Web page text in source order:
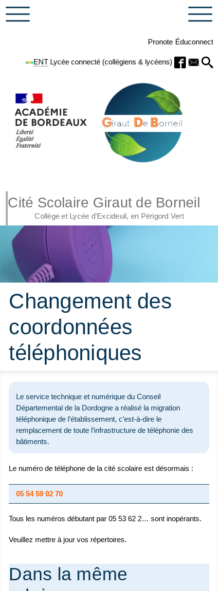
Pronote Éduconnect
ENTLycée connecté (collégiens & lycéens)
Cité Scolaire Giraut de Borneil
Collège et Lycée d’Excideuil, en Périgord Vert
Changement des
coordonnées
téléphoniques
Le service technique et numérique du Conseil
Départemental de la Dordogne a réalisé la migration
téléphonique de l’établissement, c’est-à-dire le
remplacement de toute l’infrastructure de téléphonie des
bâtiments.
Le numéro de téléphone de la cité scolaire est désormais :
05 54 59 02 70
Tous les numéros débutant par 05 53 62 2… sont inopérants.
Veuillez mettre à jour vos répertoires.
Dans la même